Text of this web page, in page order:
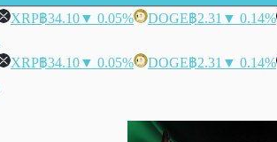
XRP฿34.10▼ 0.05% DOGE฿2.31 ▼ 0.14%
XRP฿34.10▼ 0.05% DOGE฿2.31 ▼ 0.14%